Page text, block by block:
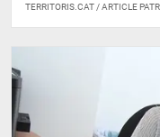
TERRITORIS.CAT / ARTICLE